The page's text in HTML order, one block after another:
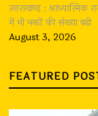
उत्तराखण्ड : आध्यात्मिक
में भी भक्तों की संख्या बढ़ी
August 3, 2026
FEATURED